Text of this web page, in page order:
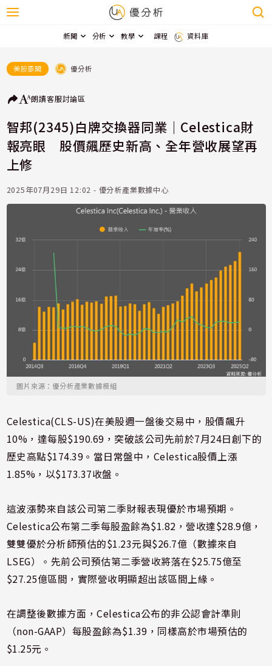
新聞 分析 教學 課程 資料庫
美股要聞 優分析
朗讀客服討論區
智邦(2345)白牌交換器同業｜Celestica財
報亮眼 股價飆歷史新高、全年營收展望再
上修
2025年07月29日 12:02 - 優分析產業數據中心
圖片來源：優分析產業數據模組
Celestica(CLS-US)在美股週一盤後交易中，股價飆升
10%，達每股$190.69，突破該公司先前於7月24日創下的
歷史高點$174.39。當日常盤中，Celestica股價上漲
1.85%，以$173.37收盤。
這波漲勢來自該公司第二季財報表現優於市場預期。
Celestica公布第二季每股盈餘為$1.82，營收達$28.9億，
雙雙優於分析師預估的$1.23元與$26.7億（數據來自
LSEG）。先前公司預估第二季營收將落在$25.75億至
$27.25億區間，實際營收明顯超出該區間上緣。
在調整後數據方面，Celestica公布的非公認會計準則
（non-GAAP）每股盈餘為$1.39，同樣高於市場預估的
$1.25元。